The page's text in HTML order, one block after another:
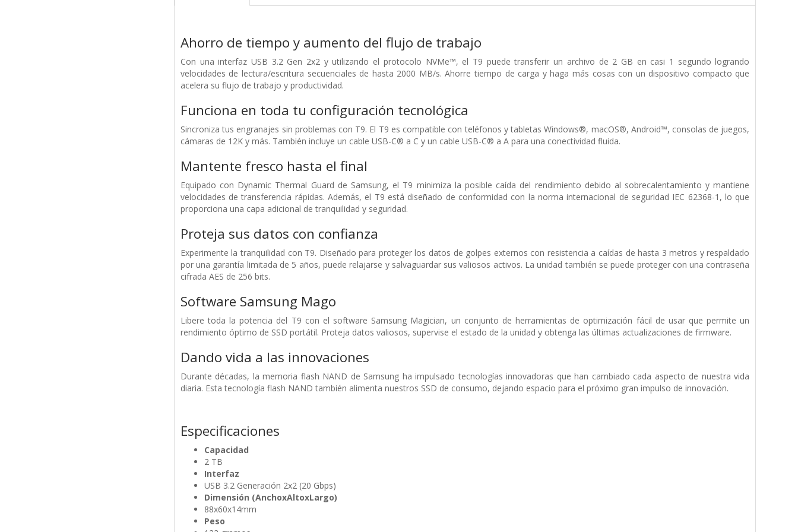
Ahorro de tiempo y aumento del flujo de trabajo
Con una interfaz USB 3.2 Gen 2x2 y utilizando el protocolo NVMe™, el T9 puede transferir un archivo de 2 GB en casi 1 segundo logrando
velocidades de lectura/escritura secuenciales de hasta 2000 MB/s. Ahorre tiempo de carga y haga más cosas con un dispositivo compacto que
acelera su flujo de trabajo y productividad.
Funciona en toda tu configuración tecnológica
Sincroniza tus engranajes sin problemas con T9. El T9 es compatible con teléfonos y tabletas Windows®, macOS®, Android™, consolas de juegos,
cámaras de 12K y más. También incluye un cable USB-C® a C y un cable USB-C® a A para una conectividad fluida.
Mantente fresco hasta el final
Equipado con Dynamic Thermal Guard de Samsung, el T9 minimiza la posible caída del rendimiento debido al sobrecalentamiento y mantiene
velocidades de transferencia rápidas. Además, el T9 está diseñado de conformidad con la norma internacional de seguridad IEC 62368-1, lo que
proporciona una capa adicional de tranquilidad y seguridad.
Proteja sus datos con confianza
Experimente la tranquilidad con T9. Diseñado para proteger los datos de golpes externos con resistencia a caídas de hasta 3 metros y respaldado
por una garantía limitada de 5 años, puede relajarse y salvaguardar sus valiosos activos. La unidad también se puede proteger con una contraseña
cifrada AES de 256 bits.
Software Samsung Mago
Libere toda la potencia del T9 con el software Samsung Magician, un conjunto de herramientas de optimización fácil de usar que permite un
rendimiento óptimo de SSD portátil. Proteja datos valiosos, supervise el estado de la unidad y obtenga las últimas actualizaciones de firmware.
Dando vida a las innovaciones
Durante décadas, la memoria flash NAND de Samsung ha impulsado tecnologías innovadoras que han cambiado cada aspecto de nuestra vida
diaria. Esta tecnología flash NAND también alimenta nuestros SSD de consumo, dejando espacio para el próximo gran impulso de innovación.
Especificaciones
Capacidad
2 TB
Interfaz
USB 3.2 Generación 2x2 (20 Gbps)
Dimensión (AnchoxAltoxLargo)
88x60x14mm
Peso